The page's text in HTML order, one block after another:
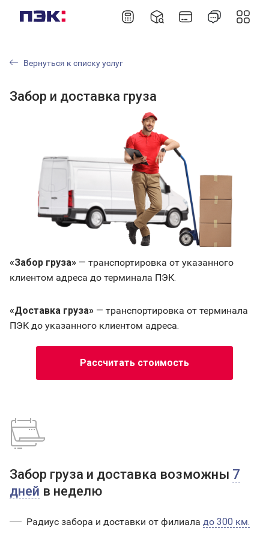
Вернуться к списку услуг
Забор и доставка груза
«Забор груза» — транспортировка от указанного
клиентом адреса до терминала ПЭК.
«Доставка груза» — транспортировка от терминала
ПЭК до указанного клиентом адреса.
Рассчитать стоимость
Забор груза и доставка возможны 7
дней в неделю
Радиус забора и доставки от филиала до 300 км.